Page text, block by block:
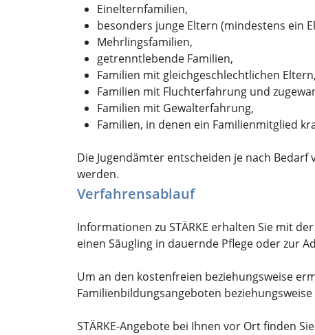
Einelternfamilien,
besonders junge Eltern (mindestens ein
Mehrlingsfamilien,
getrenntlebende Familien,
Familien mit gleichgeschlechtlichen Eltern,
Familien mit Fluchterfahrung und
Familien mit Gewalterfahrung,
Familien, in denen ein Familienmitglied
Die Jugendämter entscheiden je nach
werden.
Verfahrensablauf
Informationen zu STÄRKE erhalten Sie mit
einen Säugling in dauernde Pflege oder zur
Um an den kostenfreien beziehungsweise
Familienbildungsangeboten
STÄRKE-Angebote bei Ihnen vor Ort finden